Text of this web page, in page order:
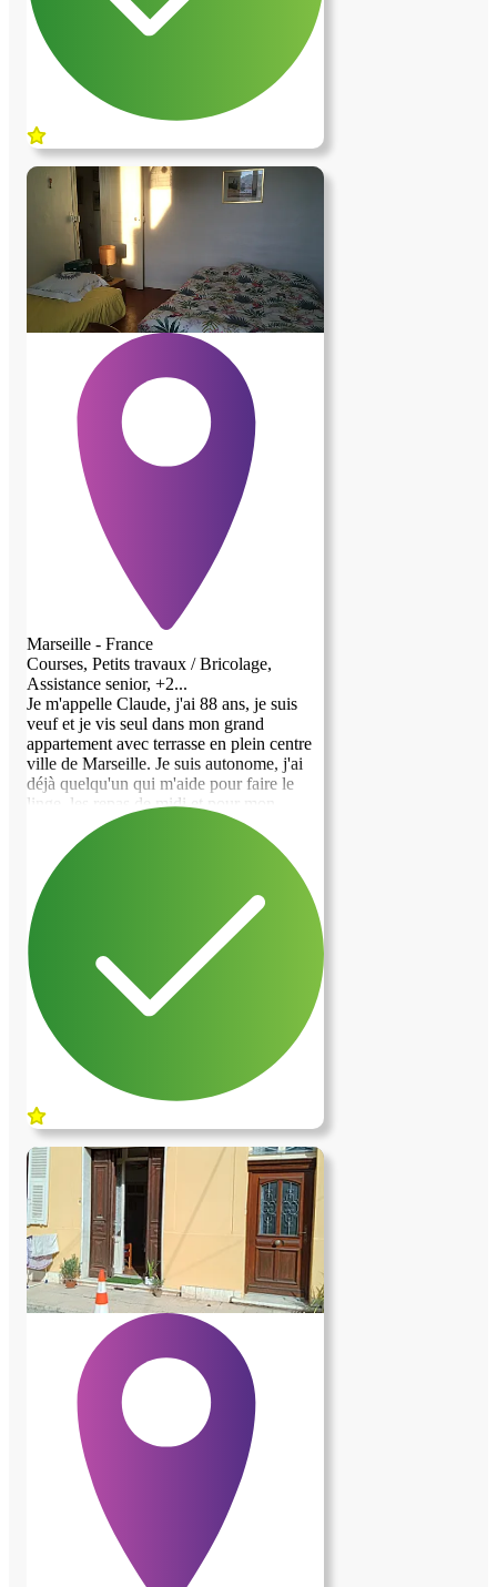
Avignon à 2 minutes à pied). - assurer 2 à
4h/semaine de petites tâches d'entretien
des espaces extérieurs ou de petit
bricolage (désherber, balayer, fixer des
végétaux, nettoyer les gouttières...). La
maison est sur une colline boisée où les
balades sont très agréables. Le centre-ville
avec toutes les commodités et commerces
est à 10 minutes à pied, centre commercial
Auchan à 5 minutes en bus, Avignon
centre à 20 minutes en bus. Idéal pour un
étudiant qui aime le confort, la tranquillité
et les activités sportives, tout en étant
proche de la ville et de son animation.
Marseille - France
Courses, Petits travaux / Bricolage,
Assistance senior, +2...
Je m'appelle Claude, j'ai 88 ans, je suis
veuf et je vis seul dans mon grand
appartement avec terrasse en plein centre
ville de Marseille. Je suis autonome, j'ai
déjà quelqu'un qui m'aide pour faire le
linge, les repas de midi et pour mon
ménage. J'ai des infirmiers qui passent me
voir tous les jours pour voir si je vais bien
et j'ai un kiné qui vient 4 fois par semaine
me tenir en forme. Mais je suis souvent
seul et j'ai beaucoup de place alors je me
suis dit qu'il était peut être bien de pouvoir
proposer cet espace à un jeune étudiant ou
jeune travailleur, qui pourrait me tenir un
peu compagnie, m'aider pour les courses
et d'autres petites choses de la vie de tous
les jours. J'ai 2 filles qui vivent loin et elles
ne sont pas pressées de me voir rentrer en
maison de retraite. Elles préfèrent me
savoir heureux chez moi.